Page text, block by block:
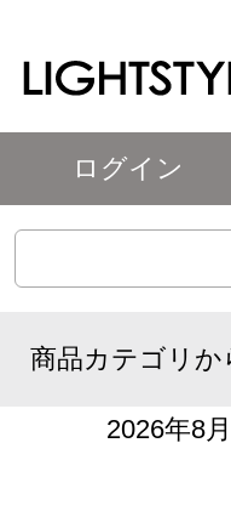
ログイン
商品カテゴリか
2026年8